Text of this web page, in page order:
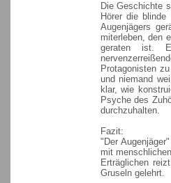
Die Geschichte
Hörer die
Augenjägers
miterleben, den
geraten ist.
Protagonisten
und niemand
klar, wie
Psyche des
durchzuhalten.
Fazit:
"Der
mit
Erträglichen
Gruseln gelehrt.